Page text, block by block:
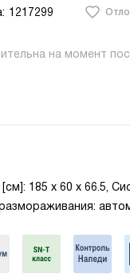
1217299
на момент
185 х 60 х 66.5,